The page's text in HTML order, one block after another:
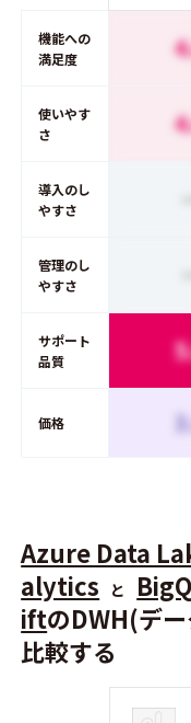
機能への
満足度
使いやす
さ
導入のし
やすさ
管理のし
やすさ
サポート
品質
価格
Azure Data
alytics
と
iftのDWH(デ
比較する